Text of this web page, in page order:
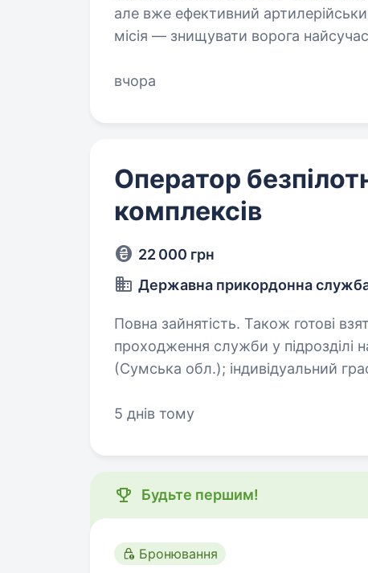
але вже ефективний
місія — знищувати ворога
вчора
Оператор
комплексів
22 000 грн
Державна прикордонна служба
Повна зайнятість. Також готові взяти
проходження служби у
(Сумська обл.); індивідуальний графік роботи в залежності від посади та
5 днів тому
Будьте першим!
Бронювання